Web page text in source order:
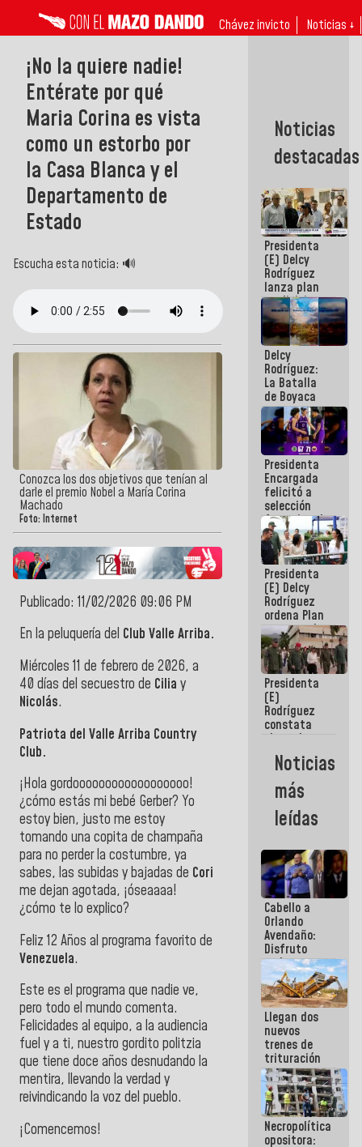
Chávez invicto Noticias ↓
¡No la quiere nadie!
Entérate por qué
Maria Corina es vista
como un estorbo por
la Casa Blanca y el
Departamento de
Estado
Escucha esta noticia: 🔊
Conozca los dos objetivos que tenían al
darle el premio Nobel a María Corina
Machado
Foto: Internet
Publicado: 11/02/2026 09:06 PM
En la peluquería del Club Valle Arriba.
Miércoles 11 de febrero de 2026, a
40 días del secuestro de Cilia y
Nicolás.
Patriota del Valle Arriba Country
Club.
¡Hola gordoooooooooooooooooo!
¿cómo estás mi bebé Gerber? Yo
estoy bien, justo me estoy
tomando una copita de champaña
para no perder la costumbre, ya
sabes, las subidas y bajadas de Cori
me dejan agotada, ¡óseaaaa!
¿cómo te lo explico?
Feliz 12 Años al programa favorito de
Venezuela.
Este es el programa que nadie ve,
pero todo el mundo comenta.
Felicidades al equipo, a la audiencia
fuel y a ti, nuestro gordito politzia
que tiene doce años desnudando la
mentira, llevando la verdad y
reivindicando la voz del pueblo.
¡Comencemos!
Noticias
destacadas
Presidenta
(E) Delcy
Rodríguez
lanza plan
crediticio
con subsidio
a Juntas de
Condominio
Delcy
Rodríguez:
La Batalla
de Boyaca
representa
un capítulo
decisivo en
la gesta
emancipadora
de nuestra
América
Presidenta
Encargada
felicitó a
selección
femenina de
baloncesto
por su
clasificación
a la
AmeriCup
2027
Presidenta
(E) Delcy
Rodríguez
ordena Plan
maestro de
desarrollo
logístico y
turístico
para La
Guaira
Presidenta
(E)
Rodríguez
constata
obras de
rehabilitación
de Escuela
Militar de
Mamo en La
Guaira
Noticias
más
leídas
Cabello a
Orlando
Avendaño:
Disfruto
cada vez
que escribes
porque lo
que haces
es
embarrarla
Llegan dos
nuevos
trenes de
trituración
para
optimizar
manejo de
escombros
en La Guaira
Necropolítica
opositora: